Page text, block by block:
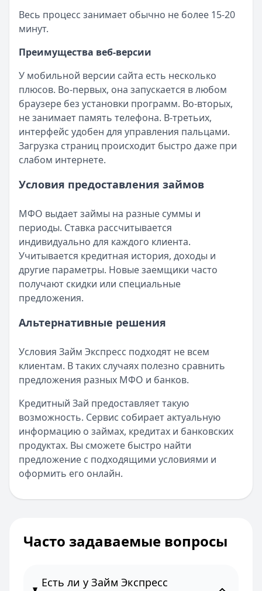
Весь процесс занимает обычно не более 15-20
минут.
Преимущества веб-версии
У мобильной версии сайта есть несколько
плюсов. Во-первых, она запускается в любом
браузере без установки программ. Во-вторых,
не занимает память телефона. В-третьих,
интерфейс удобен для управления пальцами.
Загрузка страниц происходит быстро даже при
слабом интернете.
Условия предоставления займов
МФО выдает займы на разные суммы и
периоды. Ставка рассчитывается
индивидуально для каждого клиента.
Учитывается кредитная история, доходы и
другие параметры. Новые заемщики часто
получают скидки или специальные
предложения.
Альтернативные решения
Условия Займ Экспресс подходят не всем
клиентам. В таких случаях полезно сравнить
предложения разных МФО и банков.
Кредитный Зай предоставляет такую
возможность. Сервис собирает актуальную
информацию о займах, кредитах и банковских
продуктах. Вы сможете быстро найти
предложение с подходящими условиями и
оформить его онлайн.
Часто задаваемые вопросы
Есть ли у Займ Экспресс